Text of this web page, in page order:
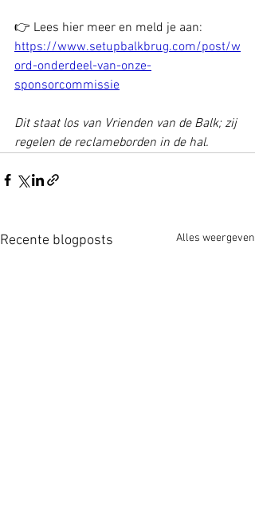
👉 Lees hier meer en meld je aan:
https://www.setupbalkbrug.com/post/w
ord-onderdeel-van-onze-
sponsorcommissie
Dit staat los van Vrienden van de Balk; zij
regelen de reclameborden in de hal.
Recente blogposts Alles weergeven